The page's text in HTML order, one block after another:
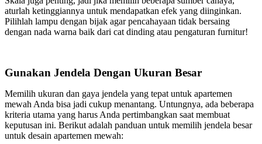
aturlah ketinggiannya untuk mendapatkan efek yang diinginkan.
Pilihlah lampu dengan bijak agar pencahayaan tidak bersaing
dengan nada warna baik dari cat dinding atau pengaturan furnitur!
Gunakan Jendela Dengan Ukuran Besar
Memilih ukuran dan gaya jendela yang tepat untuk apartemen
mewah Anda bisa jadi cukup menantang. Untungnya, ada beberapa
kriteria utama yang harus Anda pertimbangkan saat membuat
keputusan ini. Berikut adalah panduan untuk memilih jendela besar
untuk desain apartemen mewah: